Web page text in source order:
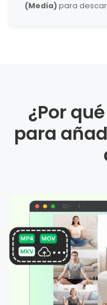
(Media)para
¿Por
para